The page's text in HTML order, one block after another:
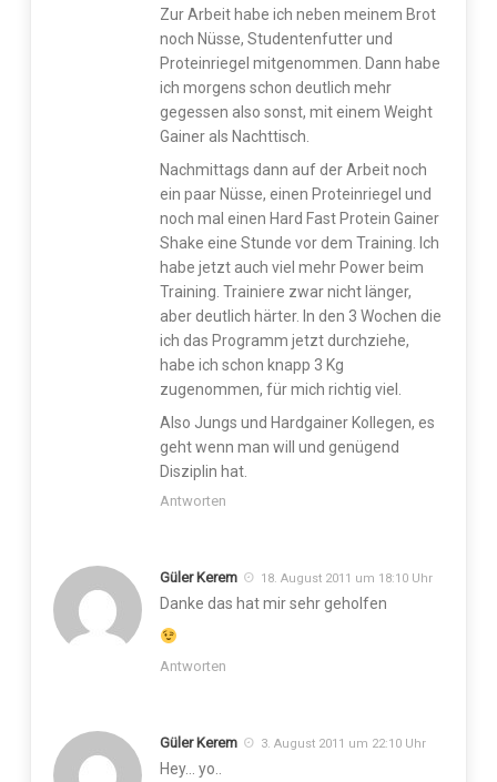
Zur Arbeit habe ich neben meinem Brot
noch Nüsse, Studentenfutter und
Proteinriegel mitgenommen. Dann habe
ich morgens schon deutlich mehr
gegessen also sonst, mit einem Weight
Gainer als Nachttisch.
Nachmittags dann auf der Arbeit noch
ein paar Nüsse, einen Proteinriegel und
noch mal einen Hard Fast Protein Gainer
Shake eine Stunde vor dem Training. Ich
habe jetzt auch viel mehr Power beim
Training. Trainiere zwar nicht länger,
aber deutlich härter. In den 3 Wochen die
ich das Programm jetzt durchziehe,
habe ich schon knapp 3 Kg
zugenommen, für mich richtig viel.
Also Jungs und Hardgainer Kollegen, es
geht wenn man will und genügend
Disziplin hat.
Antworten
Güler Kerem 18. August 2011 um 18:10 Uhr
Danke das hat mir sehr geholfen
Antworten
Güler Kerem 3. August 2011 um 22:10 Uhr
Hey… yo..